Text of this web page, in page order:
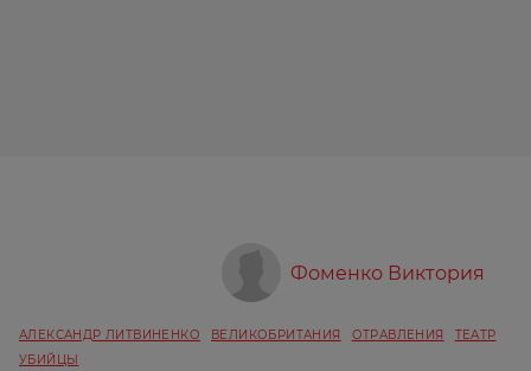
Фоменко Виктория
АЛЕКСАНДР ЛИТВИНЕНКО ВЕЛИКОБРИТАНИЯ ОТРАВЛЕНИЯ
ТЕАТР
УБИЙЦЫ